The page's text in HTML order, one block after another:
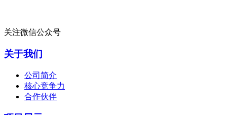
关注微信公众号
关于我们
公司简介
核心竞争力
合作伙伴